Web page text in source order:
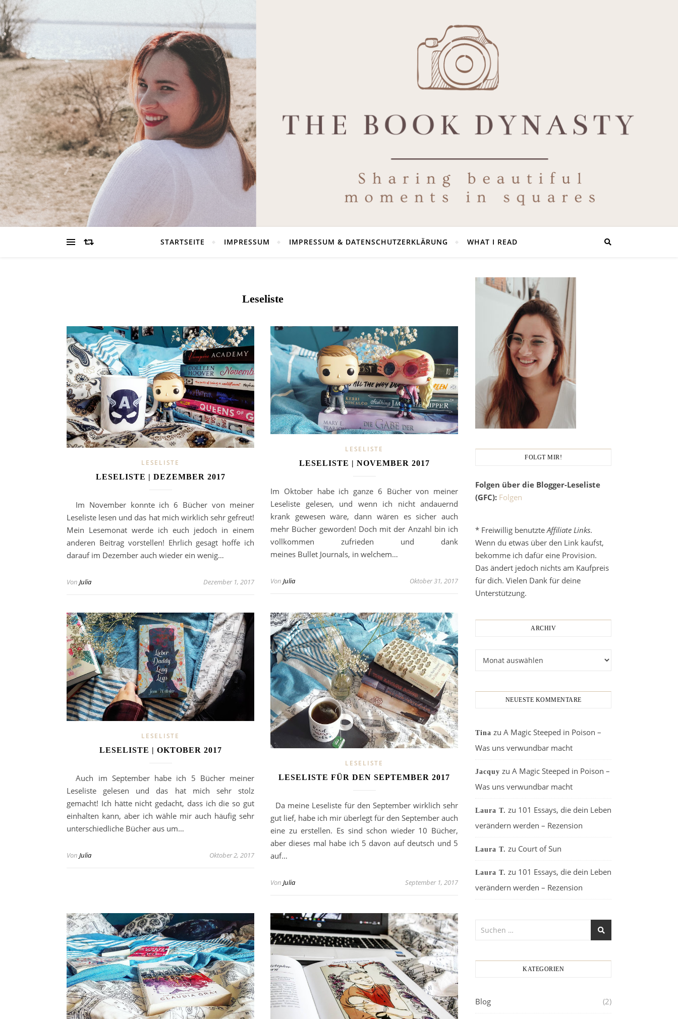
STARTSEITE IMPRESSUM IMPRESSUM & DATENSCHUTZERKLÄRUNG WHAT I READ
Leseliste
LESELISTE
LESELISTE | DEZEMBER 2017
Im November konnte ich 6 Bücher von meiner
Leseliste lesen und das hat mich wirklich sehr gefreut!
Mein Lesemonat werde ich euch jedoch in einem
anderen Beitrag vorstellen! Ehrlich gesagt hoffe ich
darauf im Dezember auch wieder ein wenig…
Von Julia Dezember 1, 2017
LESELISTE
LESELISTE | NOVEMBER 2017
Im Oktober habe ich ganze 6 Bücher von meiner
Leseliste gelesen, und wenn ich nicht andauernd
krank gewesen wäre, dann wären es sicher auch
mehr Bücher geworden! Doch mit der Anzahl bin ich
vollkommen zufrieden und dank
meines Bullet Journals, in welchem…
Von Julia Oktober 31, 2017
LESELISTE
LESELISTE | OKTOBER 2017
Auch im September habe ich 5 Bücher meiner
Leseliste gelesen und das hat mich sehr stolz
gemacht! Ich hätte nicht gedacht, dass ich die so gut
einhalten kann, aber ich wähle mir auch häufig sehr
unterschiedliche Bücher aus um…
Von Julia Oktober 2, 2017
LESELISTE
LESELISTE FÜR DEN SEPTEMBER 2017
Da meine Leseliste für den September wirklich sehr
gut lief, habe ich mir überlegt für den September auch
eine zu erstellen. Es sind schon wieder 10 Bücher,
aber dieses mal habe ich 5 davon auf deutsch und 5
auf…
Von Julia September 1, 2017
FOLGT MIR!
Folgen über die Blogger-Leseliste
(GFC): Folgen
* Freiwillig benutzteAffiliate Links.
Wenn du etwas über den Link kaufst,
bekomme ich dafür eine Provision.
Das ändert jedoch nichts am Kaufpreis
für dich. Vielen Dank für deine
Unterstützung.
ARCHIV
NEUESTE KOMMENTARE
Tina zu A Magic Steeped in Poison –
Was uns verwundbar macht
Jacquy zu A Magic Steeped in Poison –
Was uns verwundbar macht
Laura T. zu 101 Essays, die dein Leben
verändern werden – Rezension
Laura T. zu Court of Sun
Laura T. zu 101 Essays, die dein Leben
verändern werden – Rezension
KATEGORIEN
Blog (2)